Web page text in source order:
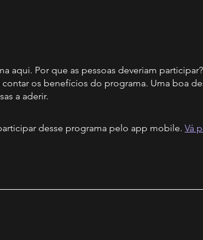
aqui. Por que as pessoas deveriam
os benefícios do programa. Uma boa
a aderir.
desse programa pelo app mobile. Vá